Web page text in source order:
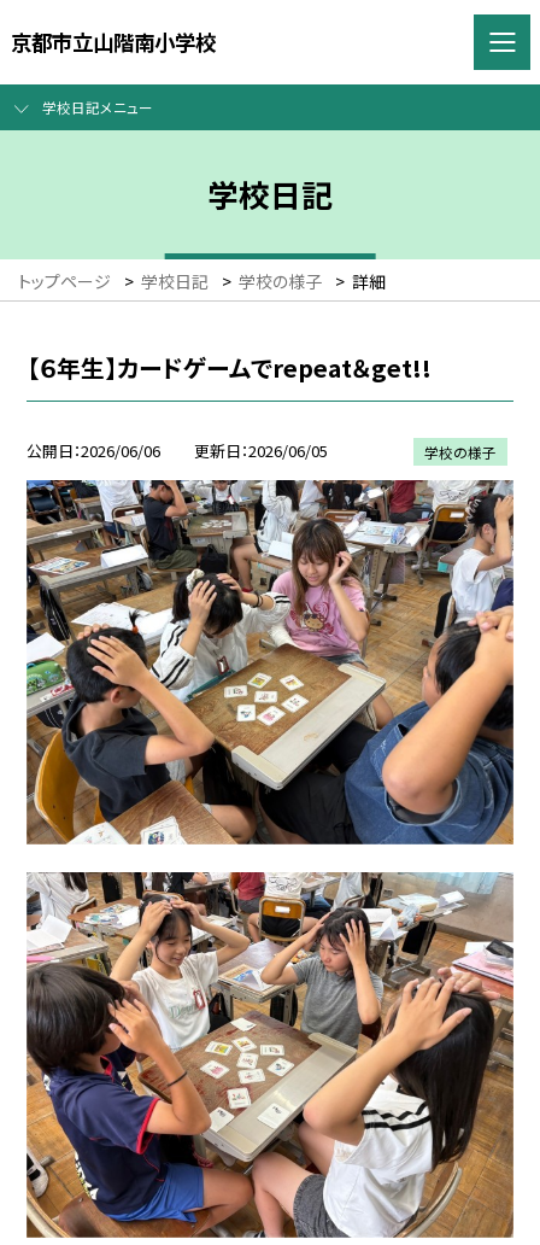
京都市立山階南小学校
学校日記メニュー
学校日記
トップページ > 学校日記 > 学校の様子 > 詳細
【６年生】カードゲームでrepeat＆get!!
公開日 2026/06/06 更新日 2026/06/05 学校の様子